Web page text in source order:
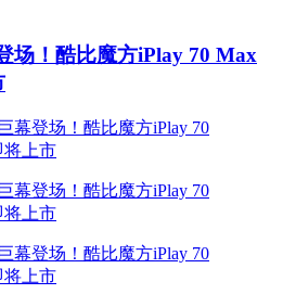
场！酷比魔方iPlay 70 Max